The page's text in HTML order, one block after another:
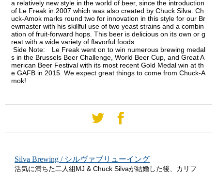
a relatively new style in the world of beer, since the introduction
of Le Freak in 2007 which was also created by Chuck Silva. Ch
uck-Amok marks round two for innovation in this style for our Br
ewmaster with his skillful use of two yeast strains and a combin
ation of fruit-forward hops. This beer is delicious on its own or g
reat with a wide variety of flavorful foods.
Side Note: Le Freak went on to win numerous brewing medal
s in the Brussels Beer Challenge, World Beer Cup, and Great A
merican Beer Festival with its most recent Gold Medal win at th
e GAFB in 2015. We expect great things to come from Chuck-A
mok!
Silva Brewing / シルヴァブリューイング
活気に満ちた二人組MJ & Chuck Silvaが結婚した後、カリフ